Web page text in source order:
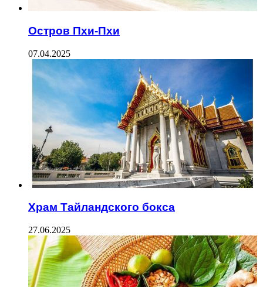
Остров Пхи-Пхи
07.04.2025
Храм Тайландского бокса
27.06.2025